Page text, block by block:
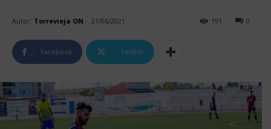
Autor: Torrevieja ON 21/06/2021 0
191
Facebook Twitter